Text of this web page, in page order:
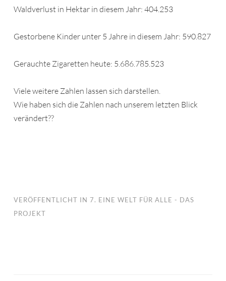
Waldverlust in Hektar in diesem Jahr: 404.253
Gestorbene Kinder unter 5 Jahre in diesem Jahr: 590.827
Gerauchte Zigaretten heute: 5.686.785.523
Viele weitere Zahlen lassen sich darstellen.
Wie haben sich die Zahlen nach unserem letzten Blick
verändert??
VERÖFFENTLICHT IN 7. EINE WELT FÜR ALLE - DAS
PROJEKT